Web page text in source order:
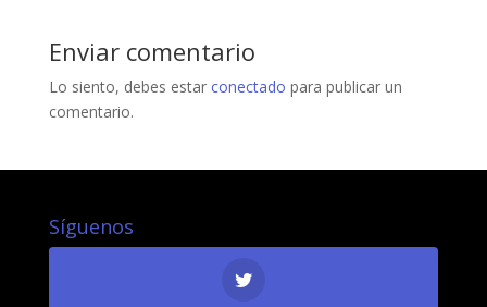
Enviar comentario
Lo siento, debes estar conectado para publicar un
comentario.
Síguenos